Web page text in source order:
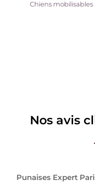
Chiens mobilisables
Nos avis
Punaises Expert